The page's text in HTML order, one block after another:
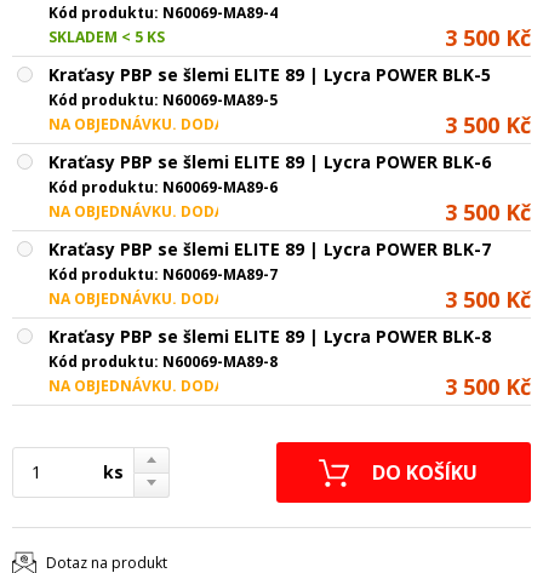
Kód produktu: N60069-MA89-4
SKLADEM < 5 KS
3 500 Kč
Kraťasy PBP se šlemi ELITE 89 | Lycra POWER BLK-5
Kód produktu: N60069-MA89-5
NA OBJEDNÁVKU. DODACÍ LHŮTA CCA 4 TÝDNY
3 500 Kč
Kraťasy PBP se šlemi ELITE 89 | Lycra POWER BLK-6
Kód produktu: N60069-MA89-6
NA OBJEDNÁVKU. DODACÍ LHŮTA CCA 4 TÝDNY
3 500 Kč
Kraťasy PBP se šlemi ELITE 89 | Lycra POWER BLK-7
Kód produktu: N60069-MA89-7
NA OBJEDNÁVKU. DODACÍ LHŮTA CCA 4 TÝDNY
3 500 Kč
Kraťasy PBP se šlemi ELITE 89 | Lycra POWER BLK-8
Kód produktu: N60069-MA89-8
NA OBJEDNÁVKU. DODACÍ LHŮTA CCA 4 TÝDNY
3 500 Kč
ks
Dotaz na produkt